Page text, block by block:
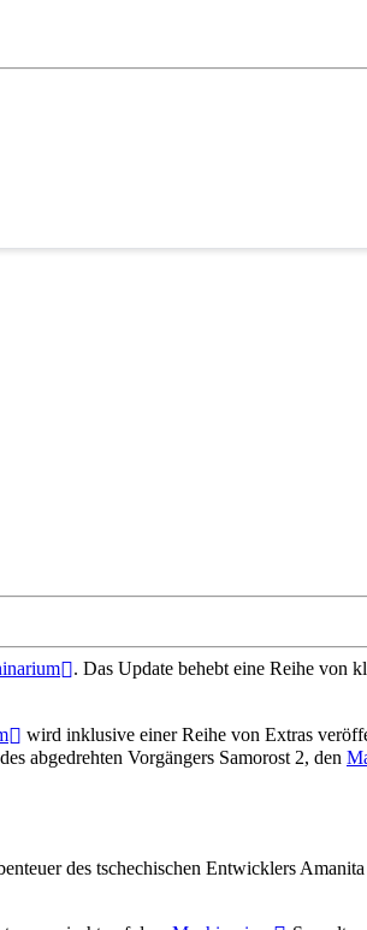
. Das Update behebt eine Reihe von
wird inklusive einer Reihe von Extras
abgedrehten Vorgängers Samorost 2, den
des tschechischen Entwicklers